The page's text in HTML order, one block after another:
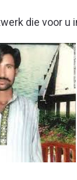
die voor u